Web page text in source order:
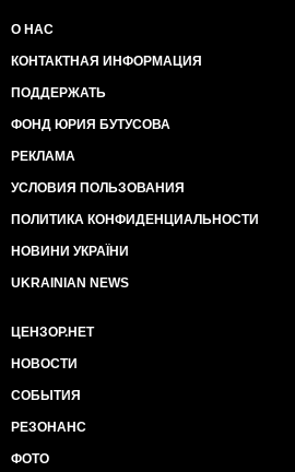
О НАС
КОНТАКТНАЯ ИНФОРМАЦИЯ
ПОДДЕРЖАТЬ
ФОНД ЮРИЯ БУТУСОВА
РЕКЛАМА
УСЛОВИЯ ПОЛЬЗОВАНИЯ
ПОЛИТИКА КОНФИДЕНЦИАЛЬНОСТИ
НОВИНИ УКРАЇНИ
UKRAINIAN NEWS
ЦЕНЗОР.НЕТ
НОВОСТИ
СОБЫТИЯ
РЕЗОНАНС
ФОТО